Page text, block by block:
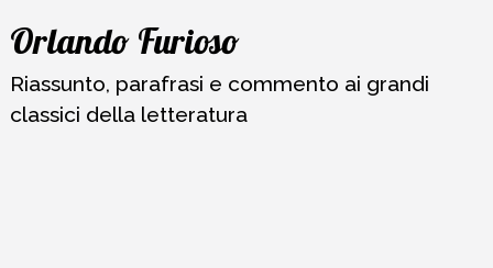
Vai
contenuto
Orlando Furioso
Riassunto, parafrasi e commento ai grandi
classici della letteratura